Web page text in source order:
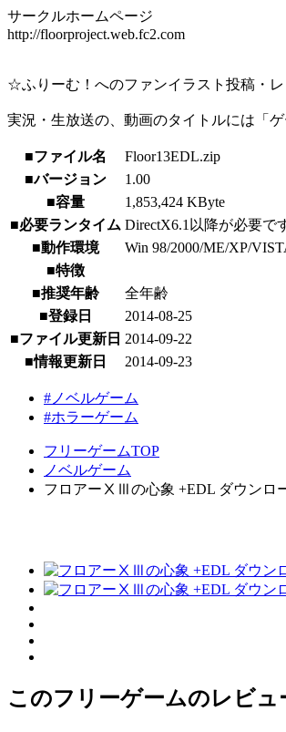
サークルホームページ
http://floorproject.web.fc2.com
☆ふりーむ！へのファンイラスト投稿・
実況・生放送の、動画のタイトルには「
■ファイル名
Floor13EDL.zip
■バージョン
1.00
■容量
1,853,424 KByte
■必要ランタイム DirectX6.1以降が必要で
■動作環境
Win 98/2000/ME/XP/
■特徴
■推奨年齢
全年齢
■登録日
2014-08-25
■ファイル更新日 2014-09-22
■情報更新日
2014-09-23
#ノベルゲーム
#ホラーゲーム
フリーゲームTOP
ノベルゲーム
フロアーⅩⅢの心象 +EDL ダウンロ
このフリーゲームのレビュ